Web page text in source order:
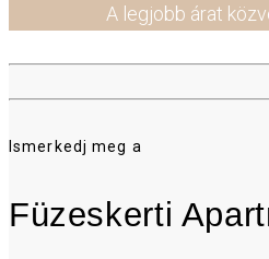
A legjobb árat
Ismerkedj meg a
Füzeskerti